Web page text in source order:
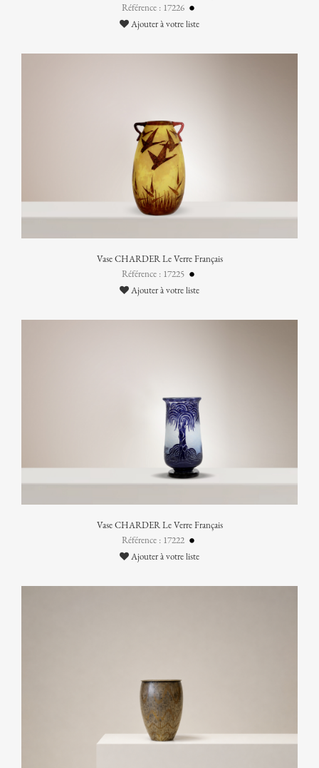
Référence : 17226
Ajouter à votre liste
Vase CHARDER Le Verre Français
Référence : 17225
Ajouter à votre liste
Vase CHARDER Le Verre Français
Référence : 17222
Ajouter à votre liste